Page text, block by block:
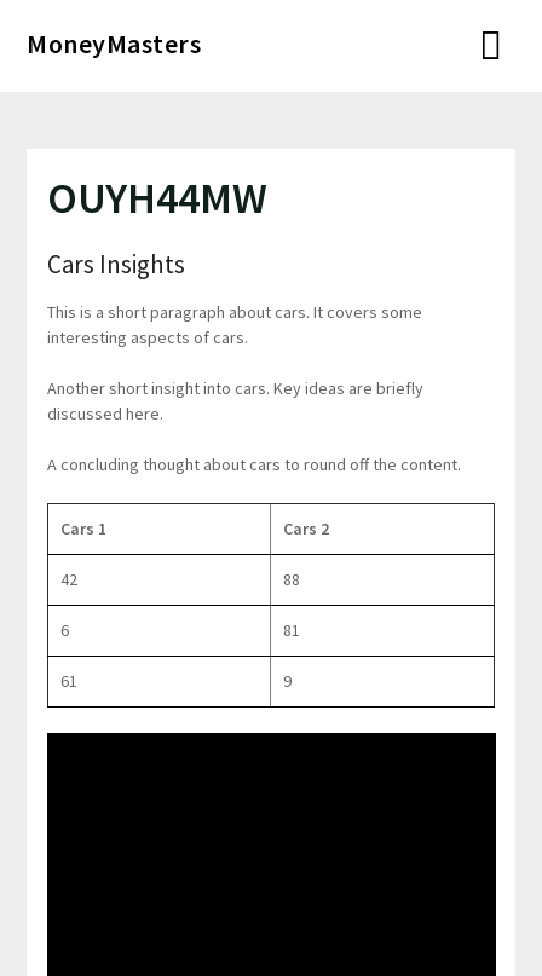
MoneyMasters
OUYH44MW
Cars Insights
This is a short paragraph about cars. It covers some
interesting aspects of cars.
Another short insight into cars. Key ideas are briefly
discussed here.
A concluding thought about cars to round off the content.
Cars 1 Cars 2
42 88
6 81
61 9